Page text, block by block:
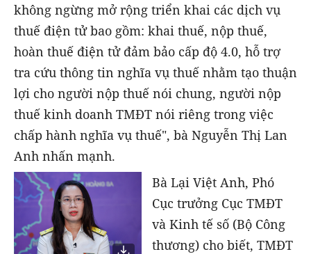
không ngừng mở rộng triển khai các dịch vụ
thuế điện tử bao gồm: khai thuế, nộp thuế,
hoàn thuế điện tử đảm bảo cấp độ 4.0, hỗ trợ
tra cứu thông tin nghĩa vụ thuế nhằm tạo thuận
lợi cho người nộp thuế nói chung, người nộp
thuế kinh doanh TMĐT nói riêng trong việc
chấp hành nghĩa vụ thuế", bà Nguyễn Thị Lan
Anh nhấn mạnh.
Bà Lại Việt Anh, Phó
Cục trưởng Cục TMĐT
và Kinh tế số (Bộ Công
thương) cho biết, TMĐT